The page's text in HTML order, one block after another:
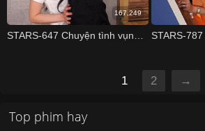
167,249
1 2 →
Top phim hay